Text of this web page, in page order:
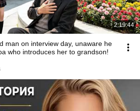
2:19:44
man on interview day, unaware he
who introduces her to grandson!